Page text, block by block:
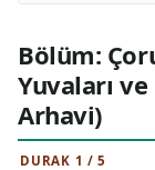
Bölüm:
Yuvaları
Arhavi)
DURAK 1 / 5